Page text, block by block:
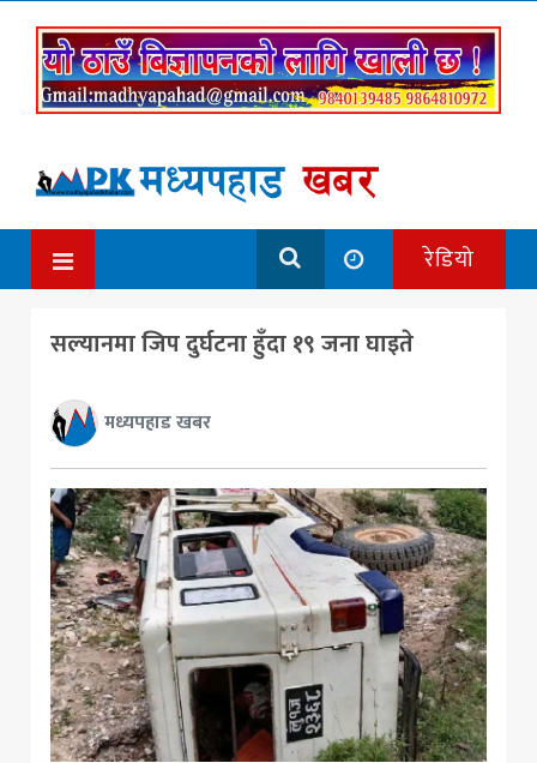
रेडियो
सल्यानमा जिप दुर्घटना हुँदा १९ जना घाइते
मध्यपहाड खबर